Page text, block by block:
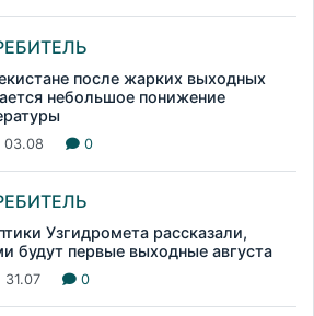
после жарких выходных
небольшое понижение
03.08 0
Узгидромета рассказали,
будут первые выходные августа
31.07 0